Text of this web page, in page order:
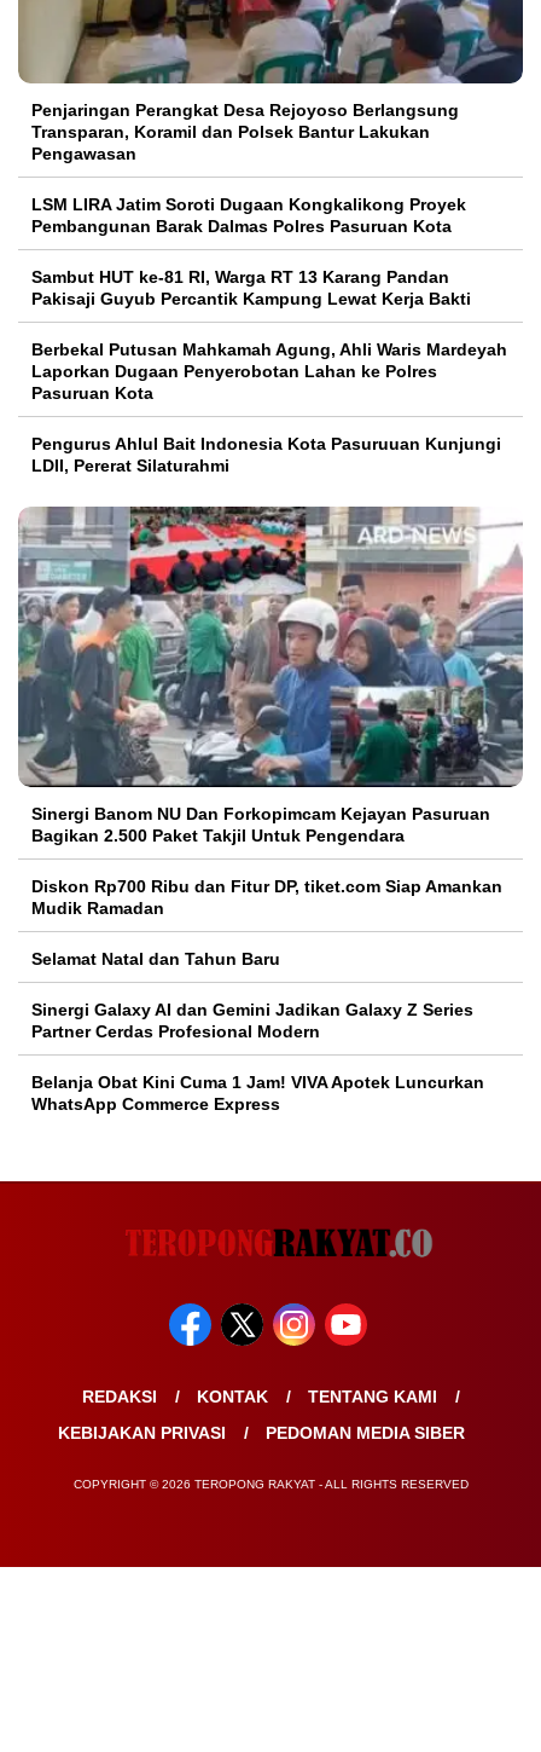
Penjaringan Perangkat Desa Rejoyoso Berlangsung
Transparan, Koramil dan Polsek Bantur Lakukan
Pengawasan
LSM LIRA Jatim Soroti Dugaan Kongkalikong Proyek
Pembangunan Barak Dalmas Polres Pasuruan Kota
Sambut HUT ke-81 RI, Warga RT 13 Karang Pandan
Pakisaji Guyub Percantik Kampung Lewat Kerja Bakti
Berbekal Putusan Mahkamah Agung, Ahli Waris Mardeyah
Laporkan Dugaan Penyerobotan Lahan ke Polres
Pasuruan Kota
Pengurus Ahlul Bait Indonesia Kota Pasuruuan Kunjungi
LDII, Pererat Silaturahmi
Sinergi Banom NU Dan Forkopimcam Kejayan Pasuruan
Bagikan 2.500 Paket Takjil Untuk Pengendara
Diskon Rp700 Ribu dan Fitur DP, tiket.com Siap Amankan
Mudik Ramadan
Selamat Natal dan Tahun Baru
Sinergi Galaxy AI dan Gemini Jadikan Galaxy Z Series
Partner Cerdas Profesional Modern
Belanja Obat Kini Cuma 1 Jam! VIVA Apotek Luncurkan
WhatsApp Commerce Express
REDAKSI KONTAK
TENTANG KAMI
KEBIJAKAN PRIVASI
PEDOMAN MEDIA SIBER
COPYRIGHT © 2026 TEROPONG RAKYAT - ALL RIGHTS RESERVED